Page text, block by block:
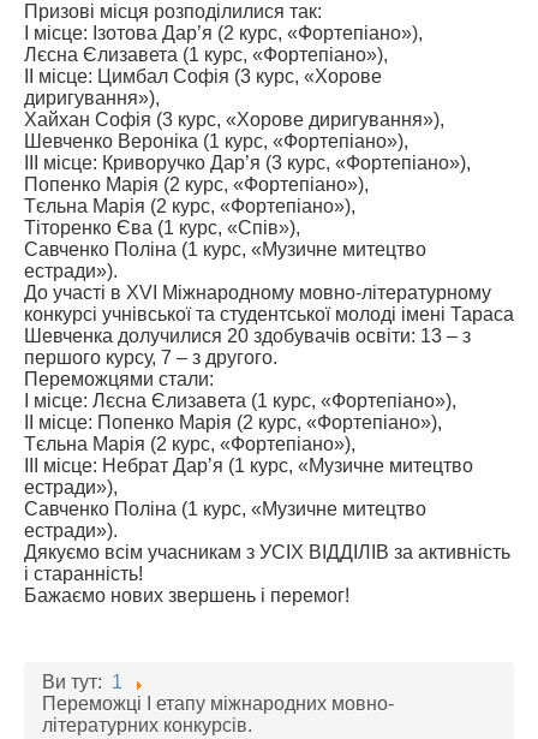
Призові місця розподілилися так:
І місце: Ізотова Дар’я (2 курс, «Фортепіано»),
Лєсна Єлизавета (1 курс, «Фортепіано»),
ІІ місце: Цимбал Софія (3 курс, «Хорове
диригування»),
Хайхан Софія (3 курс, «Хорове диригування»),
Шевченко Вероніка (1 курс, «Фортепіано»),
ІІІ місце: Криворучко Дар’я (3 курс, «Фортепіано»),
Попенко Марія (2 курс, «Фортепіано»),
Тєльна Марія (2 курс, «Фортепіано»),
Тіторенко Єва (1 курс, «Спів»),
Савченко Поліна (1 курс, «Музичне митецтво
естради»).
До участі в ХVІ Міжнародному мовно-літературному
конкурсі учнівської та студентської молоді імені Тараса
Шевченка долучилися 20 здобувачів освіти: 13 – з
першого курсу, 7 – з другого.
Переможцями стали:
І місце: Лєсна Єлизавета (1 курс, «Фортепіано»),
ІІ місце: Попенко Марія (2 курс, «Фортепіано»),
Тєльна Марія (2 курс, «Фортепіано»),
ІІІ місце: Небрат Дарʼя (1 курс, «Музичне митецтво
естради»),
Савченко Поліна (1 курс, «Музичне митецтво
естради»).
Дякуємо всім учасникам з УСІХ ВІДДІЛІВ за активність
і старанність!
Бажаємо нових звершень і перемог!
Ви тут: 1
Переможці І етапу міжнародних мовно-
літературних конкурсів.